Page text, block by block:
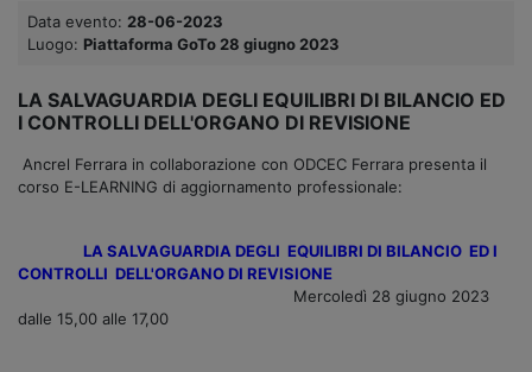
Data evento: 28-06-2023
Luogo: Piattaforma GoTo 28 giugno 2023
LA SALVAGUARDIA DEGLI EQUILIBRI DI BILANCIO ED
I CONTROLLI DELL'ORGANO DI REVISIONE
Ancrel Ferrara in collaborazione con ODCEC Ferrara presenta il
corso E-LEARNING di aggiornamento professionale:
LA SALVAGUARDIA DEGLI EQUILIBRI DI BILANCIO ED I
CONTROLLI DELL'ORGANO DI REVISIONE
Mercoledì 28 giugno 2023
dalle 15,00 alle 17,00